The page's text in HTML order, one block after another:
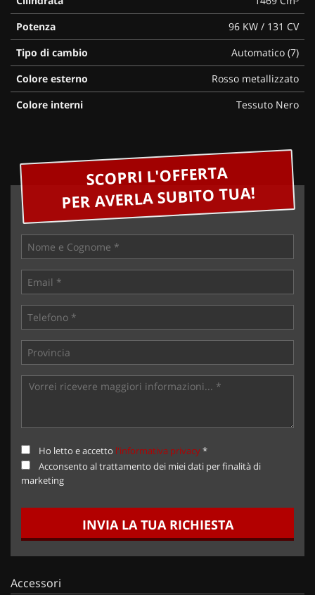
Potenza
96 KW / 131 CV
Tipo di cambio
Automatico (7)
Colore esterno
Rosso metallizzato
Colore interni
Tessuto Nero
SCOPRI L'OFFERTA
PER AVERLA SUBITO TUA!
Ho letto e accetto l'informativa privacy*
Acconsento al trattamento dei miei dati per finalità di
marketing
INVIA LA TUA RICHIESTA
Accessori